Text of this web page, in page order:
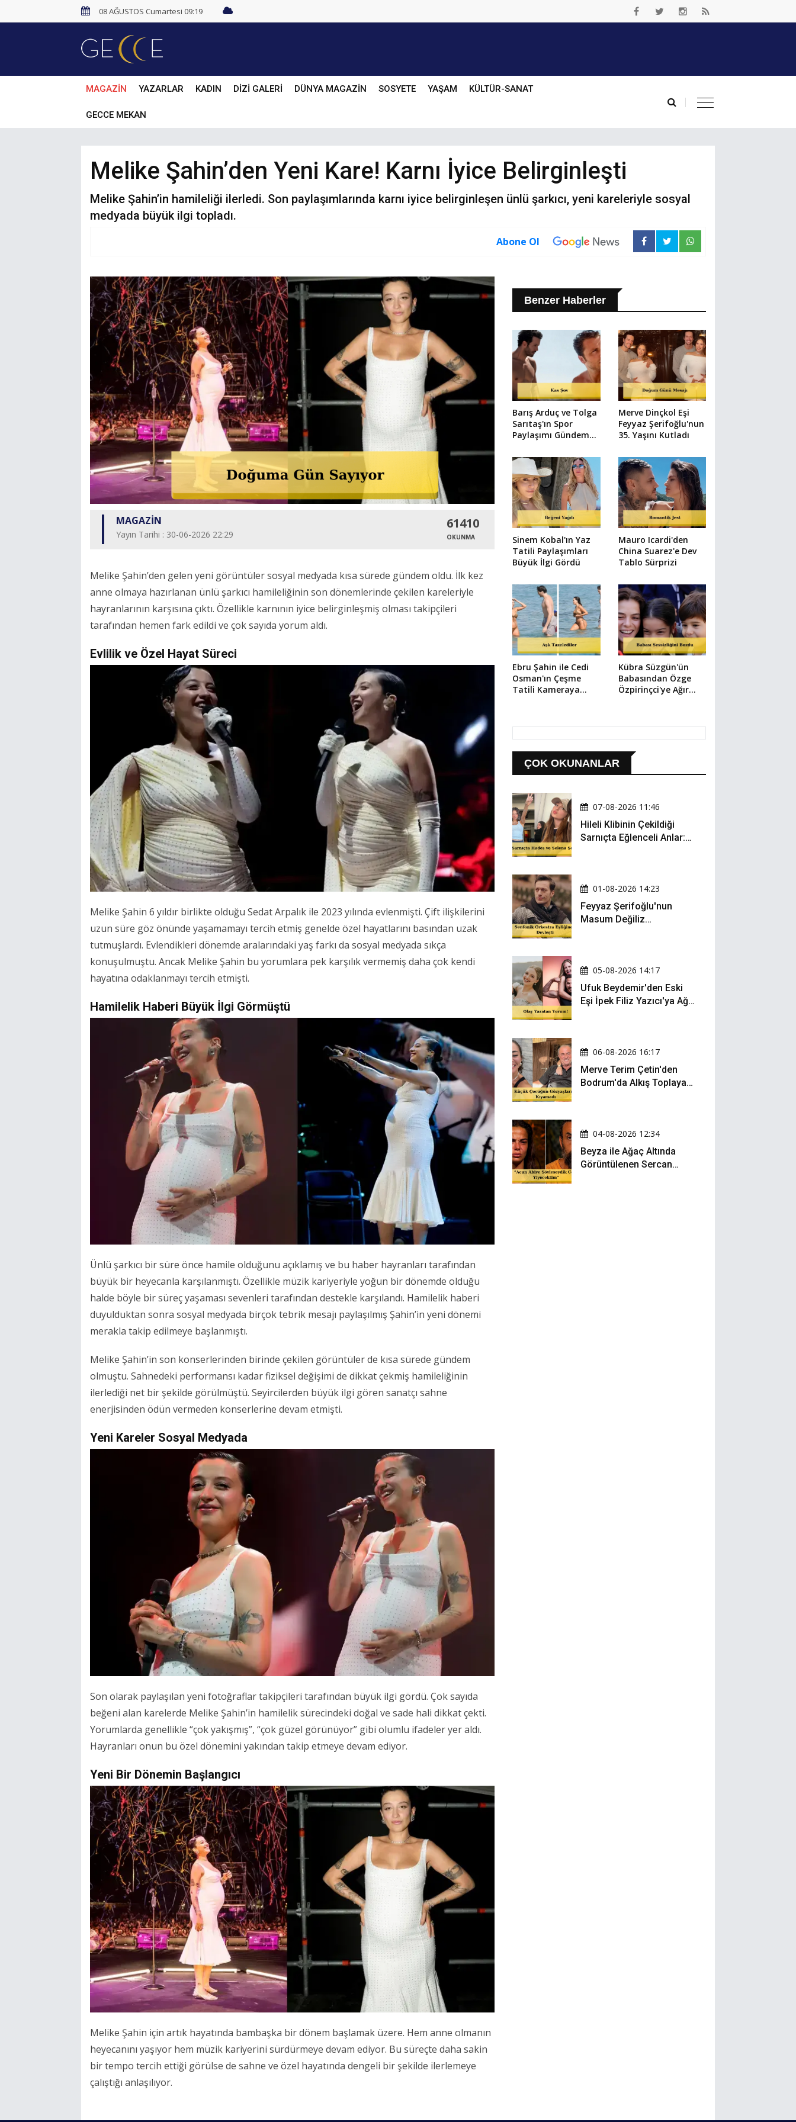
08 AĞUSTOS Cumartesi 09:19
MAGAZİN YAZARLAR KADIN DİZİ GALERİ DÜNYA MAGAZİN SOSYETE YAŞAM KÜLTÜR-SANAT
GECCE MEKAN
Melike Şahin’den Yeni Kare! Karnı İyice Belirginleşti
Melike Şahin’in hamileliği ilerledi. Son paylaşımlarında karnı iyice belirginleşen ünlü şarkıcı, yeni kareleriyle sosyal
medyada büyük ilgi topladı.
Abone Ol
MAGAZİN
Yayın Tarihi : 30-06-2026 22:29
61410
OKUNMA
Melike Şahin’den gelen yeni görüntüler sosyal medyada kısa sürede gündem oldu. İlk kez
anne olmaya hazırlanan ünlü şarkıcı hamileliğinin son dönemlerinde çekilen kareleriyle
hayranlarının karşısına çıktı. Özellikle karnının iyice belirginleşmiş olması takipçileri
tarafından hemen fark edildi ve çok sayıda yorum aldı.
Evlilik ve Özel Hayat Süreci
Melike Şahin 6 yıldır birlikte olduğu Sedat Arpalık ile 2023 yılında evlenmişti. Çift ilişkilerini
uzun süre göz önünde yaşamamayı tercih etmiş genelde özel hayatlarını basından uzak
tutmuşlardı. Evlendikleri dönemde aralarındaki yaş farkı da sosyal medyada sıkça
konuşulmuştu. Ancak Melike Şahin bu yorumlara pek karşılık vermemiş daha çok kendi
hayatına odaklanmayı tercih etmişti.
Hamilelik Haberi Büyük İlgi Görmüştü
Ünlü şarkıcı bir süre önce hamile olduğunu açıklamış ve bu haber hayranları tarafından
büyük bir heyecanla karşılanmıştı. Özellikle müzik kariyeriyle yoğun bir dönemde olduğu
halde böyle bir süreç yaşaması sevenleri tarafından destekle karşılandı. Hamilelik haberi
duyulduktan sonra sosyal medyada birçok tebrik mesajı paylaşılmış Şahin’in yeni dönemi
merakla takip edilmeye başlanmıştı.
Melike Şahin’in son konserlerinden birinde çekilen görüntüler de kısa sürede gündem
olmuştu. Sahnedeki performansı kadar fiziksel değişimi de dikkat çekmiş hamileliğinin
ilerlediği net bir şekilde görülmüştü. Seyircilerden büyük ilgi gören sanatçı sahne
enerjisinden ödün vermeden konserlerine devam etmişti.
Yeni Kareler Sosyal Medyada
Son olarak paylaşılan yeni fotoğraflar takipçileri tarafından büyük ilgi gördü. Çok sayıda
beğeni alan karelerde Melike Şahin’in hamilelik sürecindeki doğal ve sade hali dikkat çekti.
Yorumlarda genellikle “çok yakışmış”, “çok güzel görünüyor” gibi olumlu ifadeler yer aldı.
Hayranları onun bu özel dönemini yakından takip etmeye devam ediyor.
Yeni Bir Dönemin Başlangıcı
Melike Şahin için artık hayatında bambaşka bir dönem başlamak üzere. Hem anne olmanın
heyecanını yaşıyor hem müzik kariyerini sürdürmeye devam ediyor. Bu süreçte daha sakin
bir tempo tercih ettiği görülse de sahne ve özel hayatında dengeli bir şekilde ilerlemeye
çalıştığı anlaşılıyor.
Benzer Haberler
Barış Arduç ve Tolga
Sarıtaş'ın Spor
Paylaşımı Gündem
Merve Dinçkol Eşi
Feyyaz Şerifoğlu'nun
35. Yaşını Kutladı
Sinem Kobal'ın Yaz
Tatili Paylaşımları
Büyük İlgi Gördü
Mauro Icardi'den
China Suarez'e Dev
Tablo Sürprizi
Ebru Şahin ile Cedi
Osman'ın Çeşme
Tatili Kameraya
Kübra Süzgün'ün
Babasından Özge
Özpirinçci'ye Ağır
ÇOK OKUNANLAR
07-08-2026 11:46
Hileli Klibinin Çekildiği
Sarnıçta Eğlenceli Anlar:
01-08-2026 14:23
Feyyaz Şerifoğlu'nun
Masum Değiliz
05-08-2026 14:17
Ufuk Beydemir'den Eski
Eşi İpek Filiz Yazıcı'ya Ağır
06-08-2026 16:17
Merve Terim Çetin'den
Bodrum'da Alkış Toplayan
04-08-2026 12:34
Beyza ile Ağaç Altında
Görüntülenen Sercan